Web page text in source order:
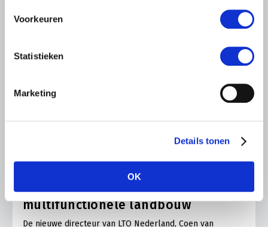
Voorkeuren
Statistieken
Marketing
Details tonen
OK
Nieuwe LTO-directeur bezoekt de
multifunctionele landbouw
De nieuwe directeur van LTO Nederland, Coen van